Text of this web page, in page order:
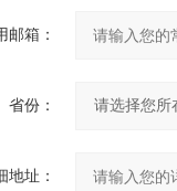
邮箱：
省份：
地址：